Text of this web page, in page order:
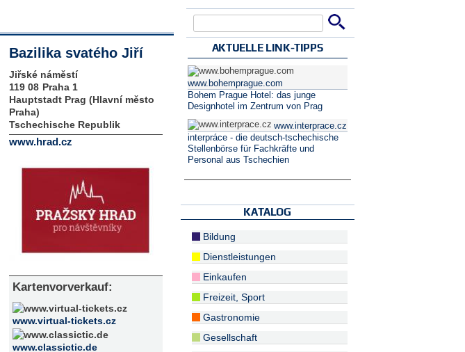
Bazilika svatého Jiří
Jiřské náměstí
119 08 Praha 1
Hauptstadt Prag (Hlavní město
Praha)
Tschechische Republik
www.hrad.cz
Kartenvorverkauf:
www.virtual-tickets.cz
www.classictic.de
AKTUELLE LINK-TIPPS
www.bohemprague.com
Bohem Prague Hotel: das junge
Designhotel im Zentrum von Prag
www.interprace.cz
interpráce - die deutsch-tschechische
Stellenbörse für Fachkräfte und
Personal aus Tschechien
KATALOG
Bildung
Dienstleistungen
Einkaufen
Freizeit, Sport
Gastronomie
Gesellschaft